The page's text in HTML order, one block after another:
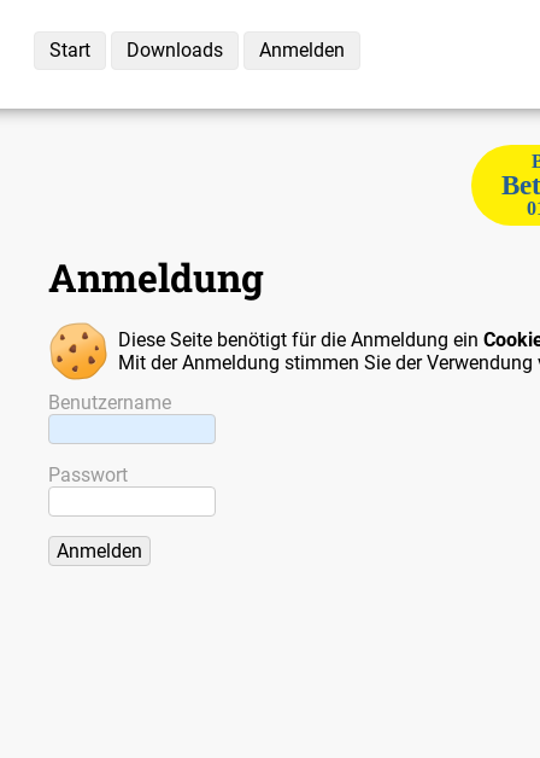
Start Downloads Anmelden
Anmeldung
Diese Seite benötigt für die Anmeldung ein
Mit der Anmeldung stimmen Sie der Verwendung
Benutzername
Passwort